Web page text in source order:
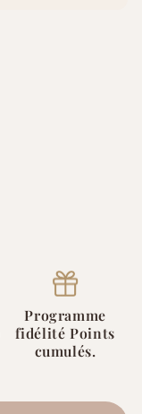
Programme
fidélité Points
cumulés.